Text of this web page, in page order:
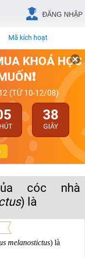
ĐĂNG NHẬP
Mã kích hoạt
KHOÁ HỌC
(TỪ 10-12/08)
38
GIÂY
cóc nhà
) là
melanostictus) là